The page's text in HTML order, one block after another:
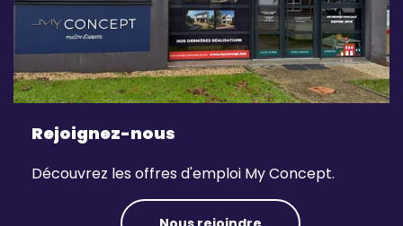
Rejoignez-nous
Découvrez les offres d'emploi My Concept.